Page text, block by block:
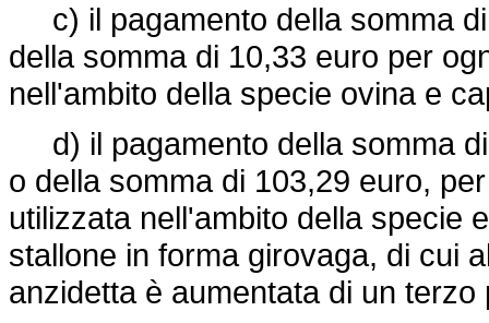
c) il pagamento della somma
della somma di 10,33 euro per
nell'ambito della specie ovina e
d) il pagamento della somma
o della somma di 103,29 euro,
utilizzata nell'ambito della specie
stallone in forma girovaga, di cui
anzidetta è aumentata di un